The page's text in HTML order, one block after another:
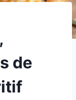
de